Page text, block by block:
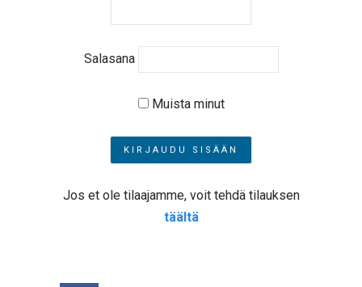
Salasana
Muista minut
Jos et ole tilaajamme, voit tehdä tilauksen
täältä